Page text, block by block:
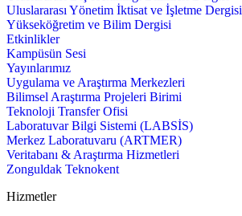
Uluslararası Yönetim İktisat ve İşletme Dergisi
Yükseköğretim ve Bilim Dergisi
Etkinlikler
Kampüsün Sesi
Yayınlarımız
Uygulama ve Araştırma Merkezleri
Bilimsel Araştırma Projeleri Birimi
Teknoloji Transfer Ofisi
Laboratuvar Bilgi Sistemi (LABSİS)
Merkez Laboratuvaru (ARTMER)
Veritabanı & Araştırma Hizmetleri
Zonguldak Teknokent
Hizmetler